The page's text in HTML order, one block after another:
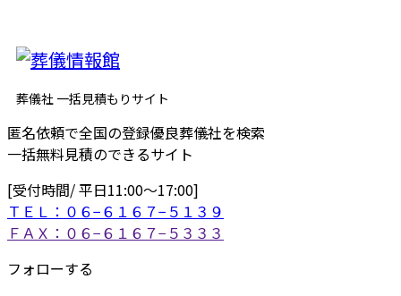
葬儀社 一括見積もりサイト
匿名依頼で全国の登録優良葬儀社を検索
一括無料見積のできるサイト
[受付時間/ 平日11:00〜17:00]
ＴＥＬ：０６−６１６７−５１３９
ＦＡＸ：０６−６１６７−５３３３
フォローする